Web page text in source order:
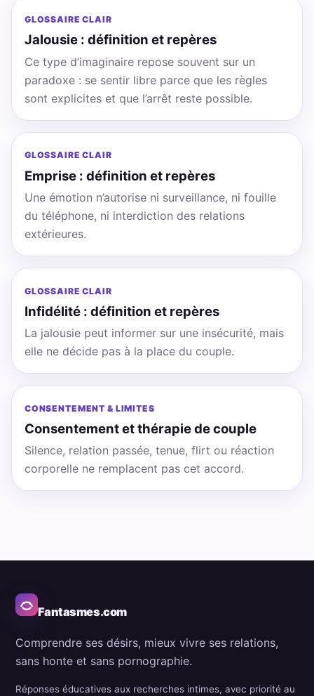
GLOSSAIRE CLAIR
Jalousie : définition et repères
Ce type d’imaginaire repose souvent sur un
paradoxe : se sentir libre parce que les règles
sont explicites et que l’arrêt reste possible.
GLOSSAIRE CLAIR
Emprise : définition et repères
Une émotion n’autorise ni surveillance, ni fouille
du téléphone, ni interdiction des relations
extérieures.
GLOSSAIRE CLAIR
Infidélité : définition et repères
La jalousie peut informer sur une insécurité, mais
elle ne décide pas à la place du couple.
CONSENTEMENT & LIMITES
Consentement et thérapie de couple
Silence, relation passée, tenue, flirt ou réaction
corporelle ne remplacent pas cet accord.
Fantasmes.com
Comprendre ses désirs, mieux vivre ses relations,
sans honte et sans pornographie.
Réponses éducatives aux recherches intimes, avec priorité au